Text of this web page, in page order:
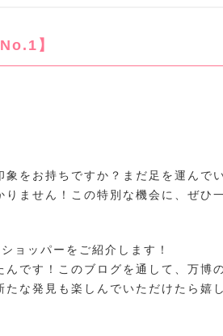
】
をお持ちですか？まだ足を運んで
ません！この特別な機会に、ぜひ
ョッパーをご紹介します！
です！このブログを通して、万博
な発見も楽しんでいただけたら嬉